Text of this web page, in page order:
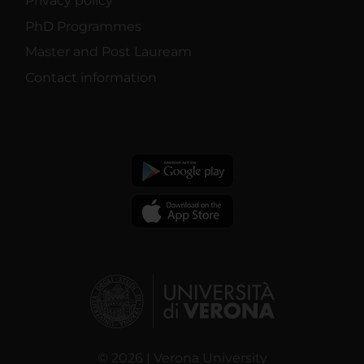
PhD Programmes
Master and Post Lauream
Contact information
© 2026 | Verona University